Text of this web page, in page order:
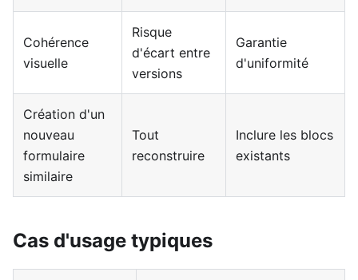
Cohérence
visuelle
Risque
d'écart entre
versions
Garantie
d'uniformité
Création d'un
nouveau
formulaire
similaire
Tout
reconstruire
Inclure les blocs
existants
Cas d'usage typiques